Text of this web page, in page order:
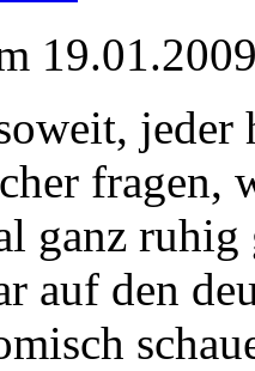
jeder
fragen,
ganz
auf den